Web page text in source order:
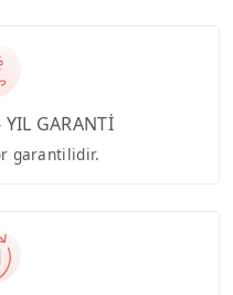
GARANTİ
garantilidir.